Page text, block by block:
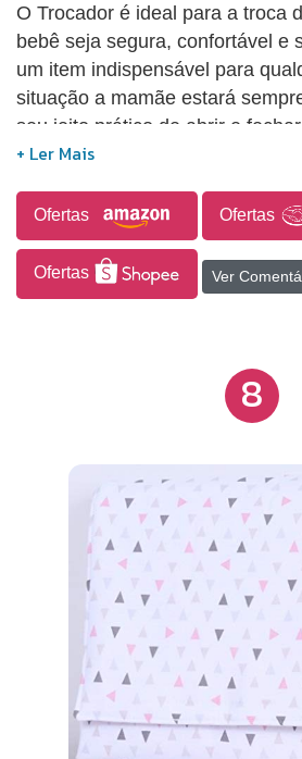
O Trocador é ideal para a troca
bebê seja segura, confortável e
um item indispensável para
situação a mamãe estará
seu jeito prático de abrir e fechar.
Ofertas Ofertas
Ofertas Ver
8